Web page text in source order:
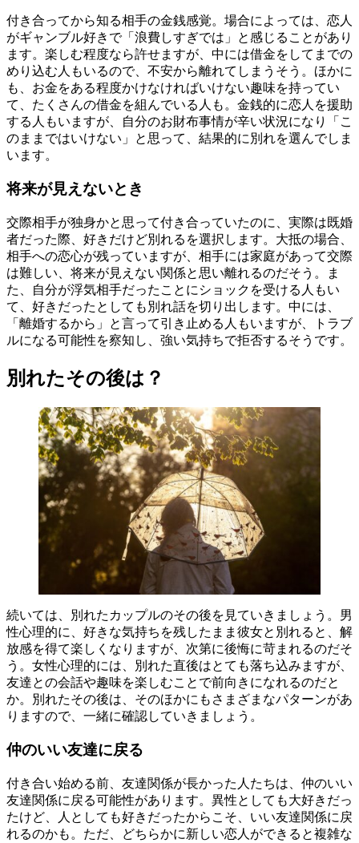
付き合ってから知る相手の金銭感覚。場合によっては、恋人
がギャンブル好きで「浪費しすぎでは」と感じることがあり
ます。楽しむ程度なら許せますが、中には借金をしてまでの
めり込む人もいるので、不安から離れてしまうそう。ほかに
も、お金をある程度かけなければいけない趣味を持ってい
て、たくさんの借金を組んでいる人も。金銭的に恋人を援助
する人もいますが、自分のお財布事情が辛い状況になり「こ
のままではいけない」と思って、結果的に別れを選んでしま
います。
将来が見えないとき
交際相手が独身かと思って付き合っていたのに、実際は既婚
者だった際、好きだけど別れるを選択します。大抵の場合、
相手への恋心が残っていますが、相手には家庭があって交際
は難しい、将来が見えない関係と思い離れるのだそう。ま
た、自分が浮気相手だったことにショックを受ける人もい
て、好きだったとしても別れ話を切り出します。中には、
「離婚するから」と言って引き止める人もいますが、トラブ
ルになる可能性を察知し、強い気持ちで拒否するそうです。
別れたその後は？
続いては、別れたカップルのその後を見ていきましょう。男
性心理的に、好きな気持ちを残したまま彼女と別れると、解
放感を得て楽しくなりますが、次第に後悔に苛まれるのだそ
う。女性心理的には、別れた直後はとても落ち込みますが、
友達との会話や趣味を楽しむことで前向きになれるのだと
か。別れたその後は、そのほかにもさまざまなパターンがあ
りますので、一緒に確認していきましょう。
仲のいい友達に戻る
付き合い始める前、友達関係が長かった人たちは、仲のいい
友達関係に戻る可能性があります。異性としても大好きだっ
たけど、人としても好きだったからこそ、いい友達関係に戻
れるのかも。ただ、どちらかに新しい恋人ができると複雑な